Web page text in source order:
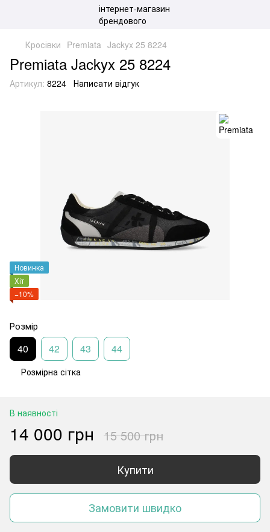
Кросівки Premiata Jackyx 25 8224
Premiata Jackyx 25 8224
Артикул: 8224 Написати відгук
Новинка
Хіт
−10%
Розмір
40 42 43 44
Розмірна сітка
В наявності
14 000 грн 15 500 грн
Купити
Замовити швидко